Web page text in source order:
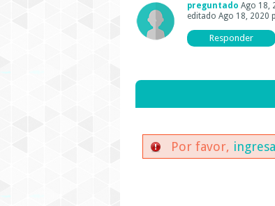
preguntado Ago 18,
editado Ago 18, 2020
Por favor, ingresa